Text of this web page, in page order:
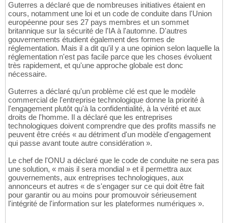
Guterres a déclaré que de nombreuses initiatives étaient en
cours, notamment une loi et un code de conduite dans l'Union
européenne pour ses 27 pays membres et un sommet
britannique sur la sécurité de l'IA à l'automne. D'autres
gouvernements étudient également des formes de
réglementation. Mais il a dit qu'il y a une opinion selon laquelle la
réglementation n'est pas facile parce que les choses évoluent
très rapidement, et qu'une approche globale est donc
nécessaire.
Guterres a déclaré qu'un problème clé est que le modèle
commercial de l'entreprise technologique donne la priorité à
l'engagement plutôt qu'à la confidentialité, à la vérité et aux
droits de l'homme. Il a déclaré que les entreprises
technologiques doivent comprendre que des profits massifs ne
peuvent être créés « au détriment d'un modèle d'engagement
qui passe avant toute autre considération ».
Le chef de l'ONU a déclaré que le code de conduite ne sera pas
une solution, « mais il sera mondial » et il permettra aux
gouvernements, aux entreprises technologiques, aux
annonceurs et autres « de s'engager sur ce qui doit être fait
pour garantir ou au moins pour promouvoir sérieusement
l'intégrité de l'information sur les plateformes numériques ».